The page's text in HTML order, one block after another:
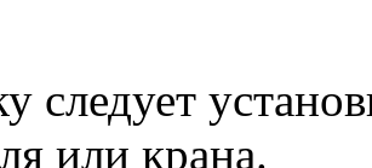
следует
или крана.